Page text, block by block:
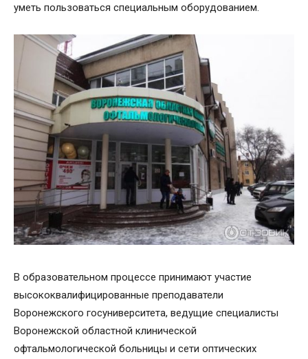
уметь пользоваться специальным оборудованием.
В образовательном процессе принимают участие
высококвалифицированные преподаватели
Воронежского госуниверситета, ведущие специалисты
Воронежской областной клинической
офтальмологической больницы и сети оптических